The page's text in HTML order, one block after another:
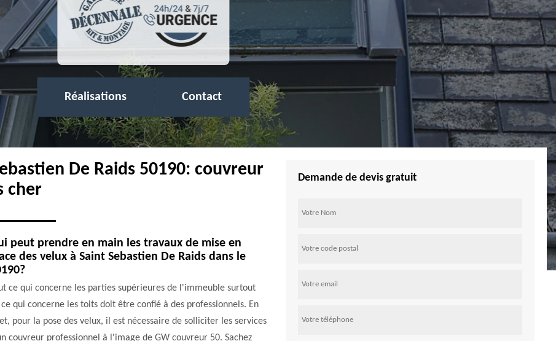
Réalisations Contact
De Raids 50190: couvreur
cher
peut prendre en main les travaux de mise en
des velux à Saint Sebastien De Raids dans le
ce qui concerne les parties supérieures de l'immeuble surtout
qui concerne les toits doit être confié à des professionnels. En
pour la pose des velux, il est nécessaire de solliciter les services
couvreur professionnel à l'image de GW couvreur 50. Sachez
Demande de devis gratuit